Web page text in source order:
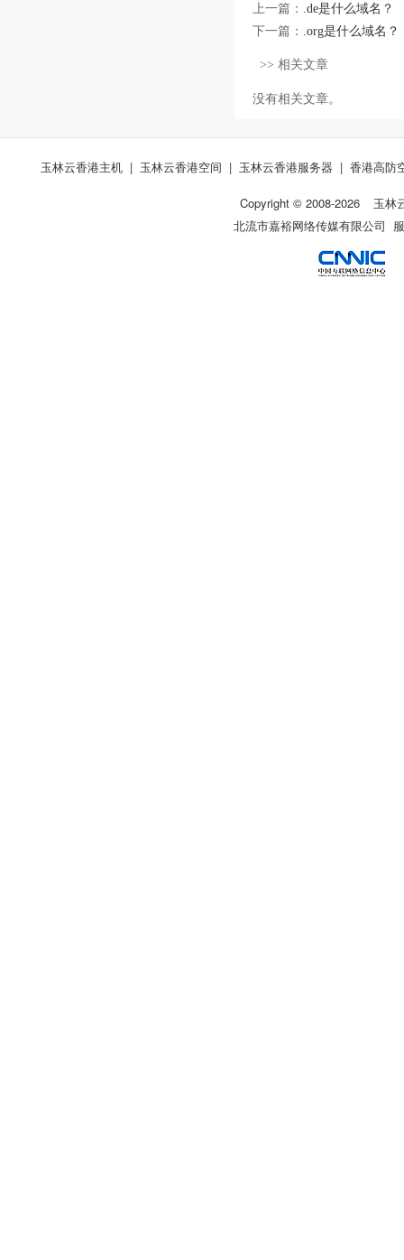
上一篇： .de是什么域名？
下一篇： .org是什么域名？
>> 相关文章
没有相关文章。
玉林云香港主机 | 玉林云香港空间 | 玉林云香港服务器 | 香港高防
Copyright © 2008-2026
玉林
北流市嘉裕网络传媒有限公司